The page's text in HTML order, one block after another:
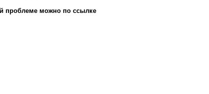
проблеме можно по ссылке